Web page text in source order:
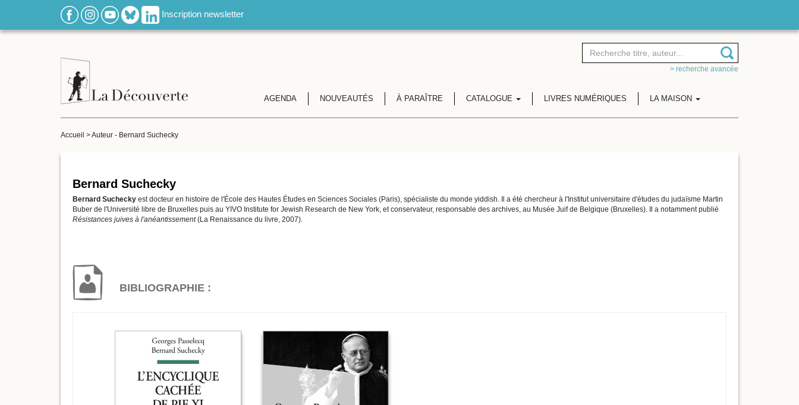
Inscription newsletter
> recherche avancée
AGENDA NOUVEAUTÉS À PARAÎTRE CATALOGUE LIVRES NUMÉRIQUES LA MAISON
Accueil >Auteur - Bernard Suchecky
Bernard Suchecky
Bernard Suchecky est docteur en histoire de l'École des Hautes Études en Sciences Sociales (Paris), spécialiste du monde yiddish. Il a été chercheur à l'Institut universitaire d'études du judaïsme Martin
Buber de l'Université libre de Bruxelles puis au YIVO Institute for Jewish Research de New York, et conservateur, responsable des archives, au Musée Juif de Belgique (Bruxelles). Il a notamment publié
Résistances juives à l'anéantissement(La Renaissance du livre, 2007).
BIBLIOGRAPHIE :